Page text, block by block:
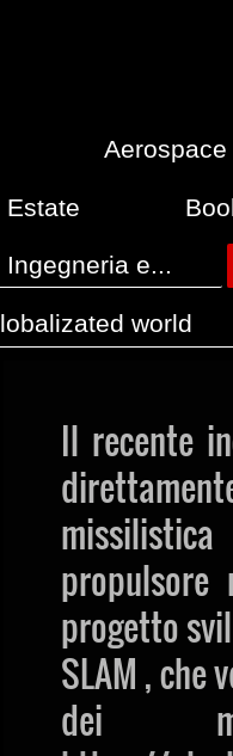
Aerospace
Estate
e...
world
Il recente
progetto
SLAM , che
dei